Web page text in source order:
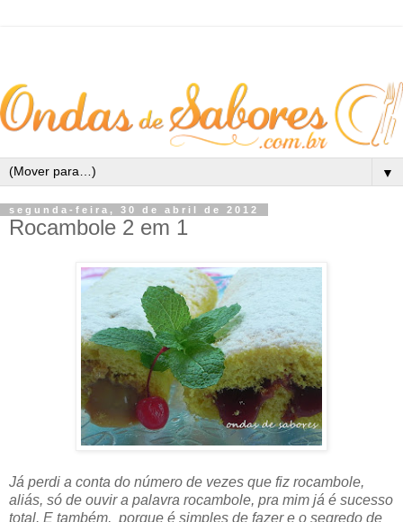
▼
segunda-feira, 30 de abril de 2012
Rocambole 2 em 1
Já perdi a conta do número de vezes que fiz rocambole,
aliás, só de ouvir a palavra rocambole, pra mim já é sucesso
total. E também, porque é simples de fazer e o segredo de